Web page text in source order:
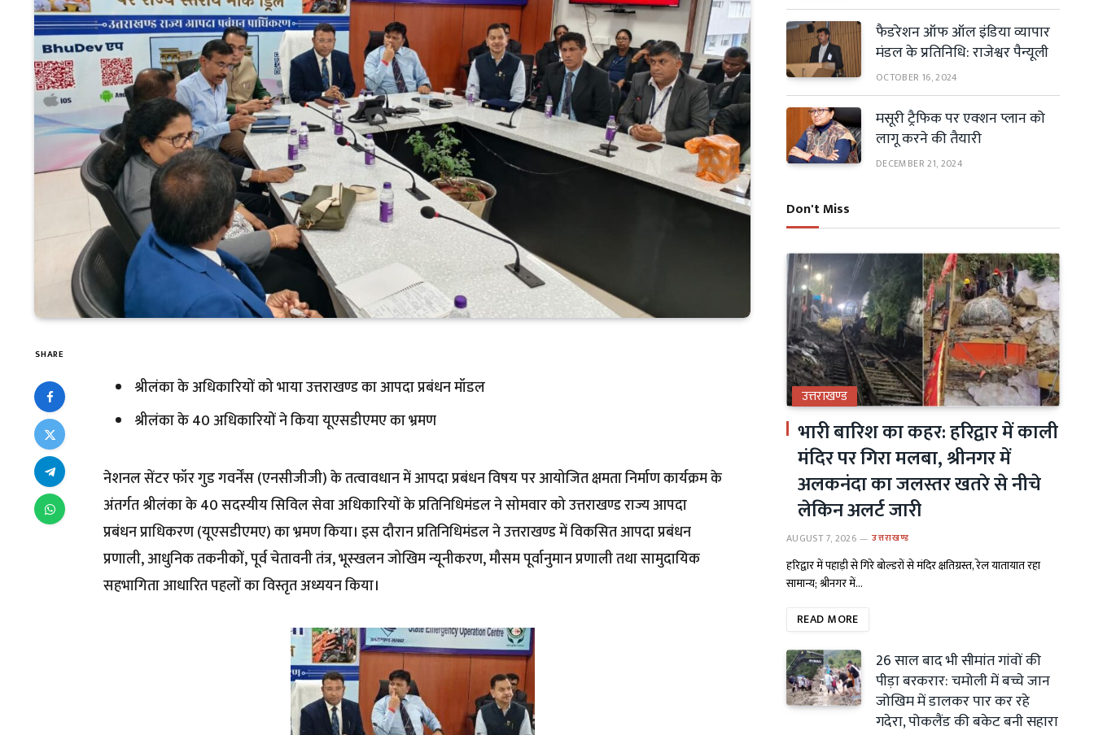
SHARE
श्रीलंका के अधिकारियों को भाया उत्तराखण्ड का आपदा प्रबंधन मॉडल
श्रीलंका के 40 अधिकारियों ने किया यूएसडीएमए का भ्रमण
नेशनल सेंटर फॉर गुड गवर्नेंस (एनसीजीजी) के तत्वावधान में आपदा प्रबंधन विषय पर आयोजित क्षमता निर्माण कार्यक्रम के
अंतर्गत श्रीलंका के 40 सदस्यीय सिविल सेवा अधिकारियों के प्रतिनिधिमंडल ने सोमवार को उत्तराखण्ड राज्य आपदा
प्रबंधन प्राधिकरण (यूएसडीएमए) का भ्रमण किया। इस दौरान प्रतिनिधिमंडल ने उत्तराखण्ड में विकसित आपदा प्रबंधन
प्रणाली, आधुनिक तकनीकों, पूर्व चेतावनी तंत्र, भूस्खलन जोखिम न्यूनीकरण, मौसम पूर्वानुमान प्रणाली तथा सामुदायिक
सहभागिता आधारित पहलों का विस्तृत अध्ययन किया।
फैडरेशन ऑफ ऑल इंडिया व्यापार
मंडल के प्रतिनिधि: राजेश्वर पैन्यूली
OCTOBER 16, 2024
मसूरी ट्रैफिक पर एक्शन प्लान को
लागू करने की तैयारी
DECEMBER 21, 2024
Don't Miss
उत्तराखण्ड
भारी बारिश का कहर: हरिद्वार में काली
मंदिर पर गिरा मलबा, श्रीनगर में
अलकनंदा का जलस्तर खतरे से नीचे
लेकिन अलर्ट जारी
AUGUST 7, 2026 उत्तराखण्ड
हरिद्वार में पहाड़ी से गिरे बोल्डरों से मंदिर क्षतिग्रस्त, रेल यातायात रहा
सामान्य; श्रीनगर में…
READ MORE
26 साल बाद भी सीमांत गांवों की
पीड़ा बरकरार: चमोली में बच्चे जान
जोखिम में डालकर पार कर रहे
गदेरा, पोकलैंड की बकेट बनी सहारा